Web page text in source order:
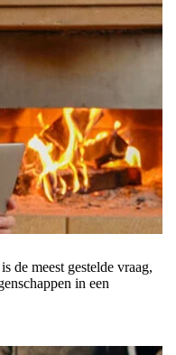
de meest gestelde vraag,
in een